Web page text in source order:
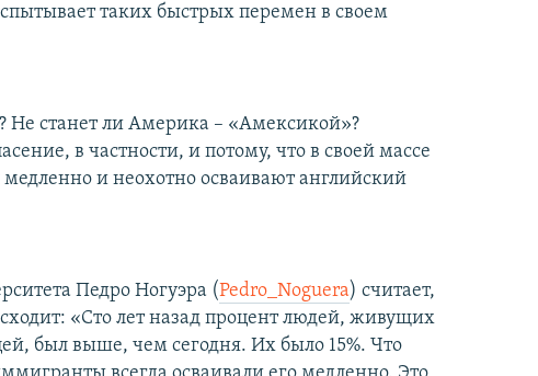
таких быстрых перемен в своем
Не станет ли Америка – «Амексикой»?
в частности, и потому, что в своей массе
и неохотно осваивают английский
Педро Ногуэра (Pedro_Noguera) считает,
«Сто лет назад процент людей, живущих
был выше, чем сегодня. Их было 15%. Что